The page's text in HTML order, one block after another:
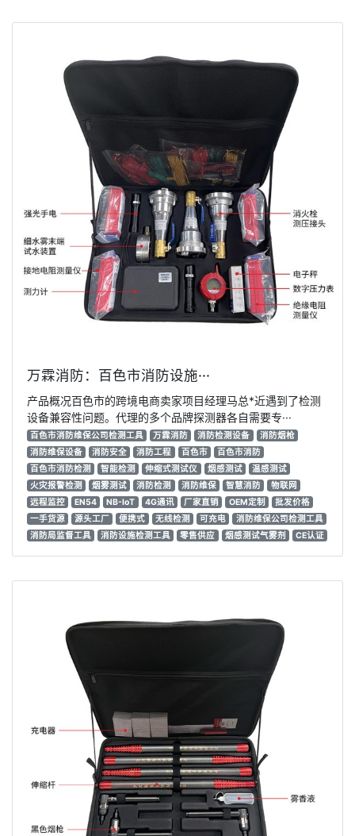
万霖消防：百色市消防设施···
产品概况百色市的跨境电商卖家项目经理马总*近遇到了检测
设备兼容性问题。代理的多个品牌探测器各自需要专···
百色市消防维保公司检测工具 万霖消防 消防检测设备
消防烟枪
消防维保设备
消防安全 消防工程 百色市
百色市消防
百色市消防检测
智能检测 伸缩式测试仪 烟感测试
温感测试
火灾报警检测
烟雾测试 消防检测 消防维保 智慧消防
物联网
远程监控
EN54 NB-IoT 4G通讯 厂家直销 OEM定制
批发价格
一手货源
源头工厂 便携式 无线检测 可充电
消防维保公司检测工具
消防局监督工具
消防设施检测工具 零售供应 烟感测试气雾剂 CE认证